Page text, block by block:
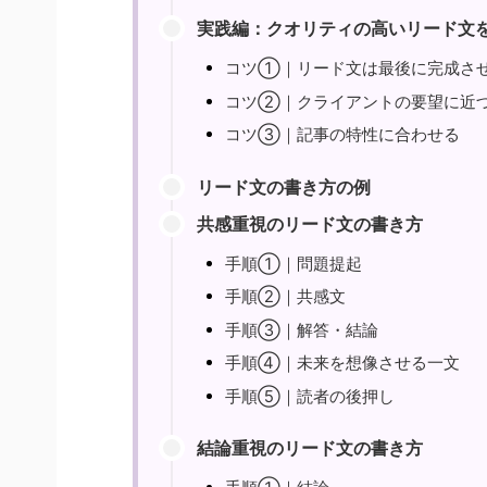
実践編：クオリティの高いリード文
コツ①｜リード文は最後に完成さ
コツ②｜クライアントの要望に近
コツ③｜記事の特性に合わせる
リード文の書き方の例
共感重視のリード文の書き方
手順①｜問題提起
手順②｜共感文
手順③｜解答・結論
手順④｜未来を想像させる一文
手順⑤｜読者の後押し
結論重視のリード文の書き方